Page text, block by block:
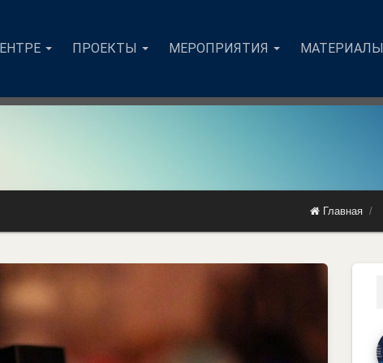
ПРОЕКТЫ МЕРОПРИЯТИЯ МАТЕРИАЛЫ
Главная